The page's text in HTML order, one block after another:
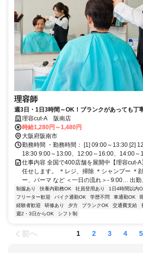
理容師
週3日・1日3時間～OK！ブランクがあっても丁
もう一度理容師として働きたいという方に♪残業
心◎無理なく続けられる職場です！
理容cut-A 阪南店
時給1,280円～1,480円
大阪府阪南市
勤務時間 ・勤務時間： [1] 09:00～13:30 [2]
18:30 9:00～13:00、12:00～16:00、14:00～
仕事内容 全国で400店舗を展開中【理容cut-
任せします。 ＊レジ、掃除 ＊シャンプー ＊
ー、パーマ など ＜一日の流れ＞- 9:00… 出勤
制服あり 扶養内勤務OK 社員登用あり 1日4時間以内
フリーター歓迎
バイク通勤OK 学歴不問 車通勤OK
経験者歓迎
研修あり 夕方 ブランクOK 交通費支給
週2・3日からOK
シフト制
前へ 1 2 3 4 5